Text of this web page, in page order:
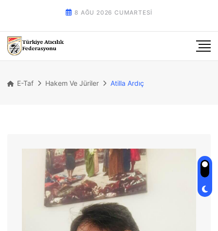
8 AĞU 2026 CUMARTESI
E-Taf Hakem Ve Jüriler Atilla Ardıç